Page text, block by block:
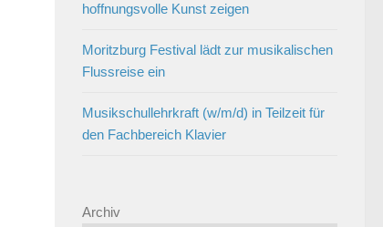
hoffnungsvolle Kunst zeigen
Moritzburg Festival lädt zur musikalischen
Flussreise ein
Musikschullehrkraft (w/m/d) in Teilzeit für
den Fachbereich Klavier
Archiv